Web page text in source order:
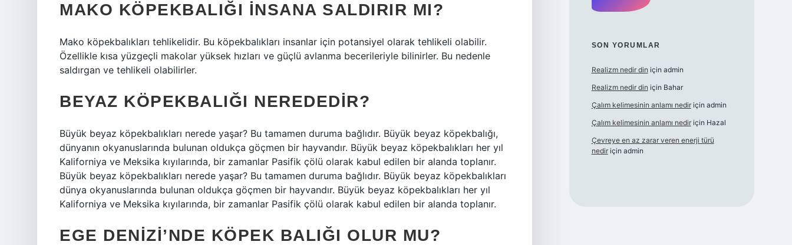
MAKO KÖPEKBALIĞI INSANA SALDIRIR MI?
Mako köpekbalıkları tehlikelidir. Bu köpekbalıkları insanlar için potansiyel olarak tehlikeli olabilir.
Özellikle kısa yüzgeçli makolar yüksek hızları ve güçlü avlanma becerileriyle bilinirler. Bu nedenle
saldırgan ve tehlikeli olabilirler.
BEYAZ KÖPEKBALIĞI NEREDEDIR?
Büyük beyaz köpekbalıkları nerede yaşar? Bu tamamen duruma bağlıdır. Büyük beyaz köpekbalığı,
dünyanın okyanuslarında bulunan oldukça göçmen bir hayvandır. Büyük beyaz köpekbalıkları her yıl
Kaliforniya ve Meksika kıyılarında, bir zamanlar Pasifik çölü olarak kabul edilen bir alanda toplanır.
Büyük beyaz köpekbalıkları nerede yaşar? Bu tamamen duruma bağlıdır. Büyük beyaz köpekbalıkları
dünya okyanuslarında bulunan oldukça göçmen bir hayvandır. Büyük beyaz köpekbalıkları her yıl
Kaliforniya ve Meksika kıyılarında, bir zamanlar Pasifik çölü olarak kabul edilen bir alanda toplanır.
EGE DENIZI’NDE KÖPEK BALIĞI OLUR MU?
SON YORUMLAR
Realizm nedir din için admin
Realizm nedir din için Bahar
Çalım kelimesinin anlamı nediriçin admin
Çalım kelimesinin anlamı nediriçin Hazal
Çevreye en az zarar veren enerji türü
nediriçin admin